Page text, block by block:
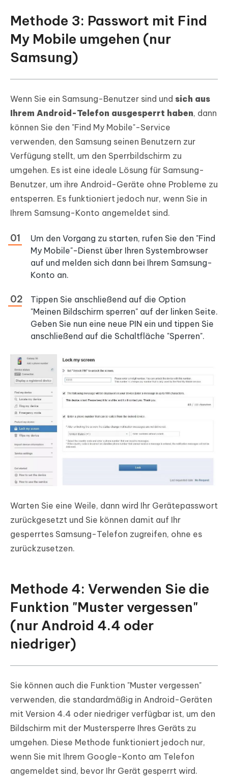
Methode 3: Passwort mit Find
My Mobile umgehen (nur
Samsung)
Wenn Sie ein Samsung-Benutzer sind und sich aus
Ihrem Android-Telefon ausgesperrt haben, dann
können Sie den "Find My Mobile"-Service
verwenden, den Samsung seinen Benutzern zur
Verfügung stellt, um den Sperrbildschirm zu
umgehen. Es ist eine ideale Lösung für Samsung-
Benutzer, um ihre Android-Geräte ohne Probleme zu
entsperren. Es funktioniert jedoch nur, wenn Sie in
Ihrem Samsung-Konto angemeldet sind.
Um den Vorgang zu starten, rufen Sie den "Find
My Mobile"-Dienst über Ihren Systembrowser
auf und melden sich dann bei Ihrem Samsung-
Konto an.
Tippen Sie anschließend auf die Option
"Meinen Bildschirm sperren" auf der linken Seite.
Geben Sie nun eine neue PIN ein und tippen Sie
anschließend auf die Schaltfläche "Sperren".
Warten Sie eine Weile, dann wird Ihr Gerätepasswort
zurückgesetzt und Sie können damit auf Ihr
gesperrtes Samsung-Telefon zugreifen, ohne es
zurückzusetzen.
Methode 4: Verwenden Sie die
Funktion "Muster vergessen"
(nur Android 4.4 oder
niedriger)
Sie können auch die Funktion "Muster vergessen"
verwenden, die standardmäßig in Android-Geräten
mit Version 4.4 oder niedriger verfügbar ist, um den
Bildschirm mit der Mustersperre Ihres Geräts zu
umgehen. Diese Methode funktioniert jedoch nur,
wenn Sie mit Ihrem Google-Konto am Telefon
angemeldet sind, bevor Ihr Gerät gesperrt wird.